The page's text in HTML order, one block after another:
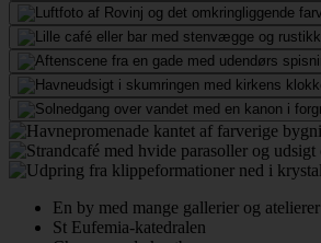
En by med mange gallerier og atelierer
St Eufemia-katedralen